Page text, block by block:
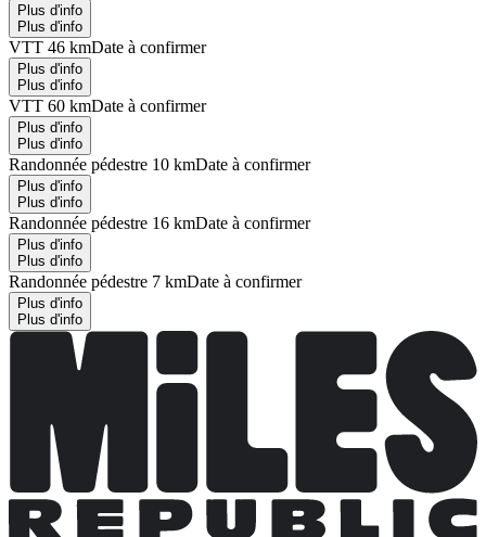
Plus d'info
Plus d'info
VTT 46 kmDate à confirmer
Plus d'info
Plus d'info
VTT 60 kmDate à confirmer
Plus d'info
Plus d'info
Randonnée pédestre 10 kmDate à confirmer
Plus d'info
Plus d'info
Randonnée pédestre 16 kmDate à confirmer
Plus d'info
Plus d'info
Randonnée pédestre 7 kmDate à confirmer
Plus d'info
Plus d'info